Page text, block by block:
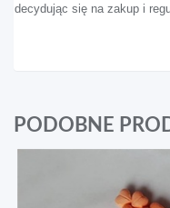
decydując się na zakup i
PODOBNE